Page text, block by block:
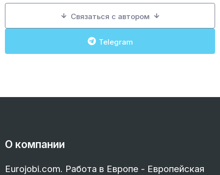
Связаться с автором
Telegram
О компании
Eurojobi.com. Работа в Европе - Европейская